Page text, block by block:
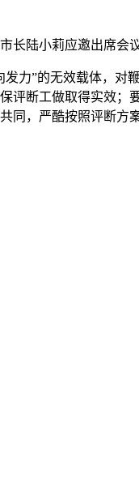
陆小莉应邀出席会议
”的无效载体，对
断工做取得实效
，严酷按照评断